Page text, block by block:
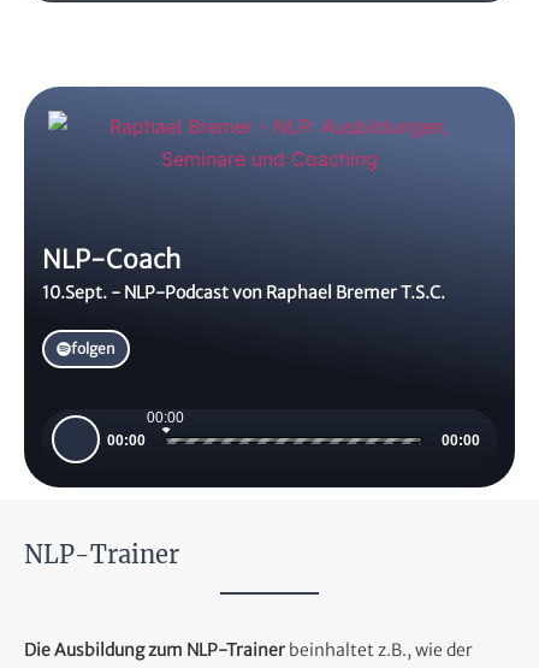
NLP-Coach
10.Sept. - NLP-Podcast von Raphael Bremer T.S.C.
folgen
Audio-
Player
00:00
00:00
00:00
NLP-Trainer
Die Ausbildung zum NLP-Trainer beinhaltet z.B., wie der